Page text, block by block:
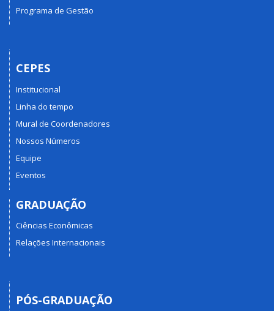
Programa de Gestão
CEPES
Institucional
Linha do tempo
Mural de Coordenadores
Nossos Números
Equipe
Eventos
GRADUAÇÃO
Ciências Econômicas
Relações Internacionais
PÓS-GRADUAÇÃO